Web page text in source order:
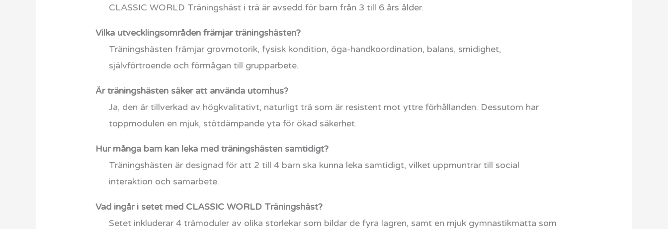
CLASSIC WORLD Träningshäst i trä är avsedd för barn från 3 till 6 års ålder.
Vilka utvecklingsområden främjar träningshästen?
Träningshästen främjar grovmotorik, fysisk kondition, öga-handkoordination, balans, smidighet,
självförtroende och förmågan till grupparbete.
Är träningshästen säker att använda utomhus?
Ja, den är tillverkad av högkvalitativt, naturligt trä som är resistent mot yttre förhållanden. Dessutom har
toppmodulen en mjuk, stötdämpande yta för ökad säkerhet.
Hur många barn kan leka med träningshästen samtidigt?
Träningshästen är designad för att 2 till 4 barn ska kunna leka samtidigt, vilket uppmuntrar till social
interaktion och samarbete.
Vad ingår i setet med CLASSIC WORLD Träningshäst?
Setet inkluderar 4 trämoduler av olika storlekar som bildar de fyra lagren, samt en mjuk gymnastikmatta som